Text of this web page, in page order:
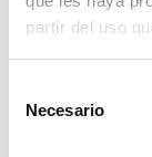
partir del uso
Necesario